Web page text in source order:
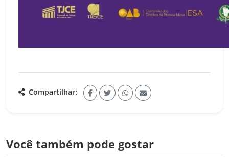
Compartilhar:
Você também pode gostar